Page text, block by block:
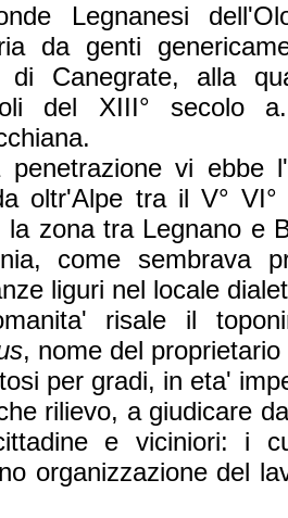
Legnanesi
da genti
di Canegrate, alla
del XIII° secolo
penetrazione vi ebbe
oltr'Alpe tra il V°
la zona tra Legnano e
come sembrava
liguri nel locale
risale il
, nome del
per gradi, in eta'
rilievo, a giudicare
e viciniori: i
organizzazione del